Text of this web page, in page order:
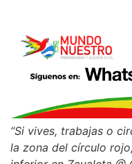
“Si vives, trabajas o
la zona del círculo